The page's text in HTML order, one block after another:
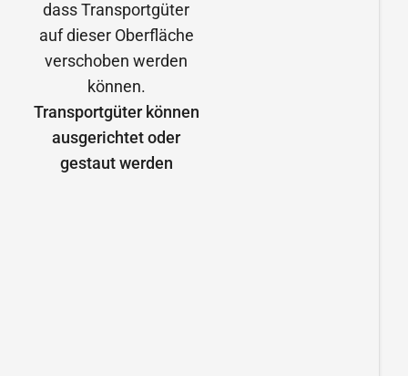
Transportgüter können
ausgerichtet oder
gestaut werden